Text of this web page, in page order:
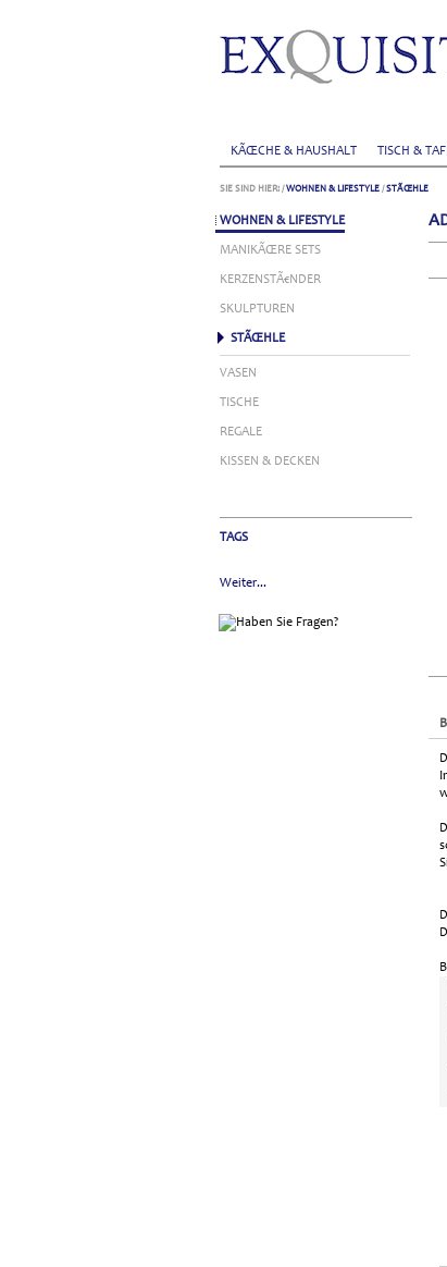
KÃŒCHE & HAUSHALT TISCH &
SIE SIND HIER: /WOHNEN & LIFESTYLE /STÃŒHLE
WOHNEN & LIFESTYLE
MANIKÃŒRE SETS
KERZENSTÃ€NDER
SKULPTUREN
STÃŒHLE
VASEN
TISCHE
REGALE
KISSEN & DECKEN
TAGS
Weiter...